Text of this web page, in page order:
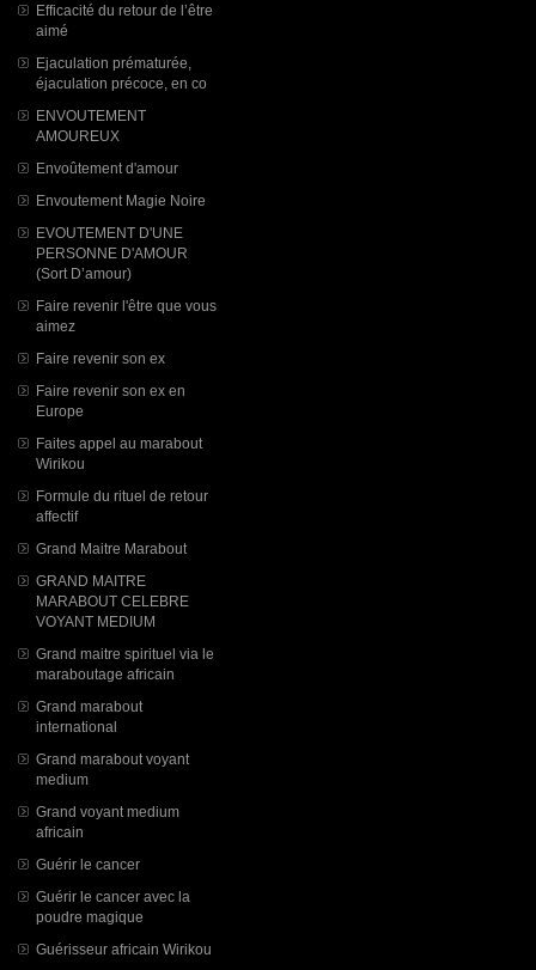
Efficacité du retour de l’être
aimé
Ejaculation prématurée,
éjaculation précoce, en co
ENVOUTEMENT
AMOUREUX
Envoûtement d'amour
Envoutement Magie Noire
EVOUTEMENT D'UNE
PERSONNE D'AMOUR
(Sort D’amour)
Faire revenir l'être que vous
aimez
Faire revenir son ex
Faire revenir son ex en
Europe
Faites appel au marabout
Wirikou
Formule du rituel de retour
affectif
Grand Maitre Marabout
GRAND MAITRE
MARABOUT CELEBRE
VOYANT MEDIUM
Grand maitre spirituel via le
maraboutage africain
Grand marabout
international
Grand marabout voyant
medium
Grand voyant medium
africain
Guérir le cancer
Guérir le cancer avec la
poudre magique
Guérisseur africain Wirikou